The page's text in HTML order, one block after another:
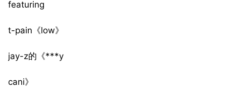
featuring
t-pain《low》
jay-z的《***y
cani》